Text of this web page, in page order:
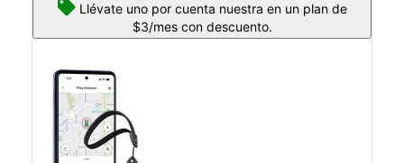
Llévate uno por cuenta nuestra en un plan de
$3/mes con descuento.